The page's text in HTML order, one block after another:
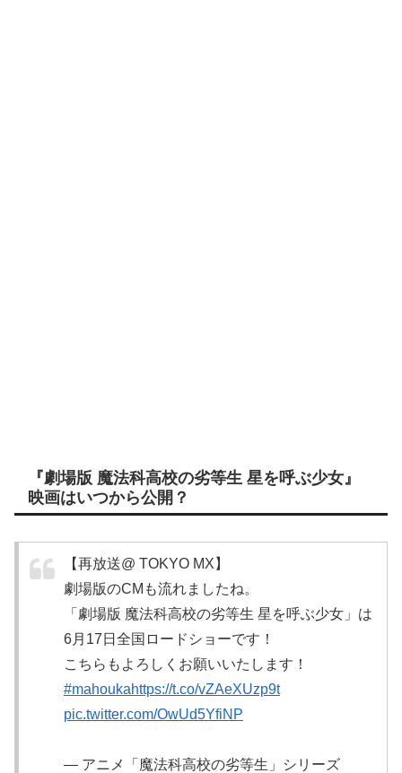
『劇場版 魔法科高校の劣等生 星を呼ぶ少女』
映画はいつから公開？
【再放送@ TOKYO MX】
劇場版のCMも流れましたね。
「劇場版 魔法科高校の劣等生 星を呼ぶ少女」は
6月17日全国ロードショーです！
こちらもよろしくお願いいたします！
#mahoukahttps://t.co/vZAeXUzp9t
pic.twitter.com/OwUd5YfiNP
— アニメ「魔法科高校の劣等生」シリーズ